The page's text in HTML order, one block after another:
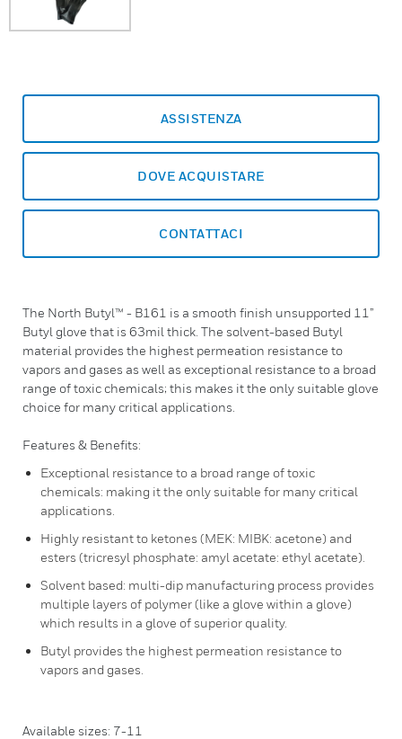
ASSISTENZA
DOVE ACQUISTARE
CONTATTACI
The North Butyl™ - B161 is a smooth finish unsupported 11”
Butyl glove that is 63mil thick. The solvent-based Butyl
material provides the highest permeation resistance to
vapors and gases as well as exceptional resistance to a broad
range of toxic chemicals; this makes it the only suitable glove
choice for many critical applications.
Features & Benefits:
Exceptional resistance to a broad range of toxic
chemicals: making it the only suitable for many critical
applications.
Highly resistant to ketones (MEK: MIBK: acetone) and
esters (tricresyl phosphate: amyl acetate: ethyl acetate).
Solvent based: multi-dip manufacturing process provides
multiple layers of polymer (like a glove within a glove)
which results in a glove of superior quality.
Butyl provides the highest permeation resistance to
vapors and gases.
Available sizes: 7-11